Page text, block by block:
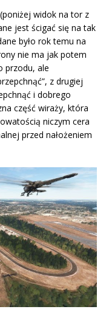
widok na tor z
jest ścigać się na tak
było rok temu na
nie ma jak potem
przodu, ale
z drugiej
i dobrego
część wiraży, która
niczym cera
przed nałożeniem